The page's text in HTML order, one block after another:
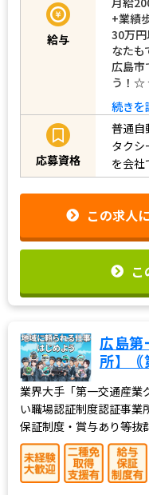
給与
+業績
30万
なたも
広島市
う！☆
続きを
応募資格
普通自
タクシ
を会社
この求人
こ
広島第
所】｟
業界大手「第一交通産業
い職場認証制度認証事業
保証制度・賞与あり等抜